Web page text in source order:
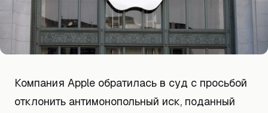
Компания Apple обратилась в суд с просьбой
отклонить антимонопольный иск, поданный